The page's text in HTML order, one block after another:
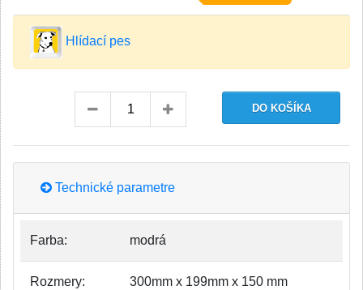
Hlídací pes
Technické parametre
Farba: modrá
Rozmery: 300mm x 199mm x 150 mm